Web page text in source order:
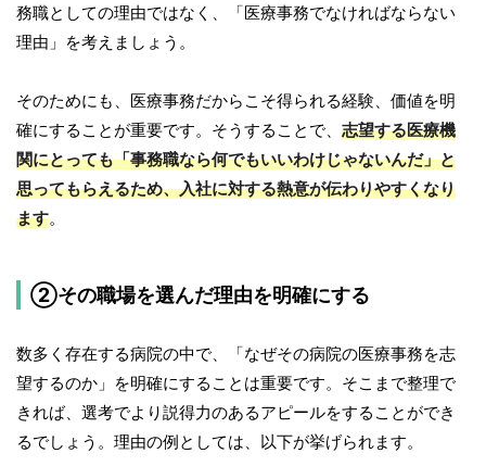
務職としての理由ではなく、「医療事務でなければならない
理由」を考えましょう。
そのためにも、医療事務だからこそ得られる経験、価値を明
確にすることが重要です。そうすることで、 志望する医療機
関にとっても「事務職なら何でもいいわけじゃないんだ」と
思ってもらえるため、入社に対する熱意が伝わりやすくなり
ます。
②その職場を選んだ理由を明確にする
数多く存在する病院の中で、「なぜその病院の医療事務を志
望するのか」を明確にすることは重要です。そこまで整理で
きれば、選考でより説得力のあるアピールをすることができ
るでしょう。理由の例としては、以下が挙げられます。